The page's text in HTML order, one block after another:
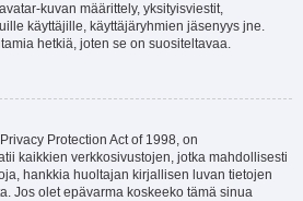
kuvan määrittely, yksityisviestit,
käyttäjille, käyttäjäryhmien jäsenyys jne.
hetkiä, joten se on suositeltavaa.
Protection Act of 1998, on
kaikkien verkkosivustojen, jotka mahdollisesti
hankkia huoltajan kirjallisen luvan tietojen
Jos olet epävarma koskeeko tämä sinua